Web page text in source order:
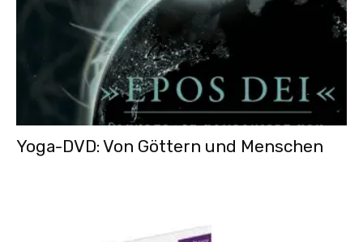
Yoga-DVD: Von Göttern und Menschen